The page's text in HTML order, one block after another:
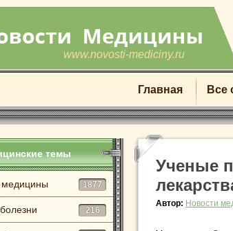
www.novosti-mediciny.ru
Главная Все
темы
медицины 1877
216
Ученые
Автор: Новости